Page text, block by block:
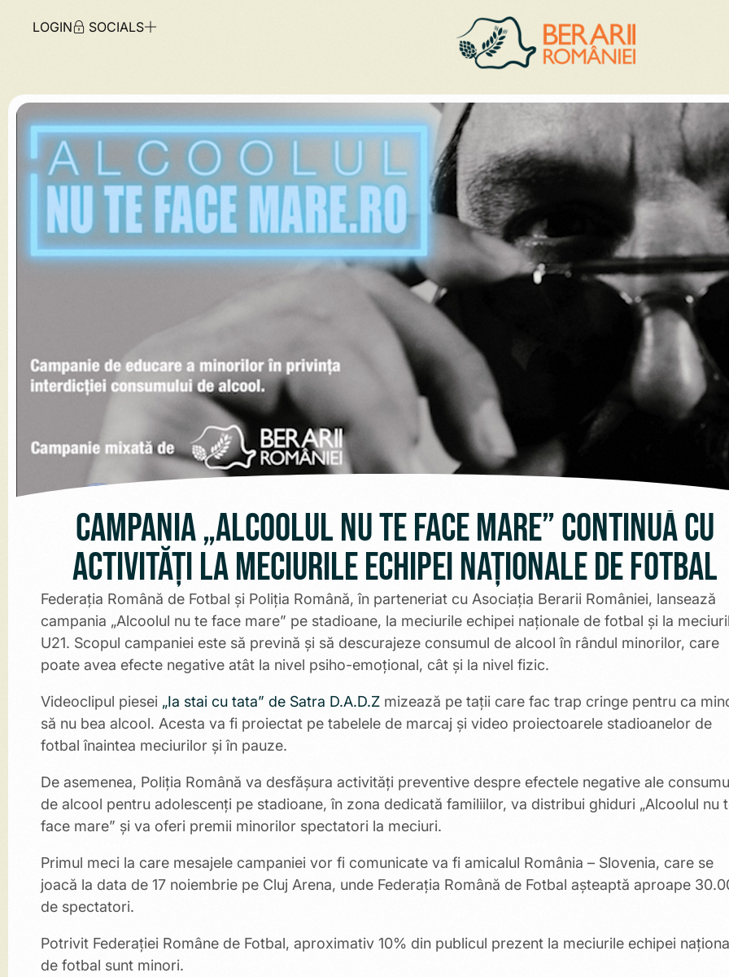
LOGIN SOCIALS
CAMPANIA „ALCOOLUL NU TE FACE MARE” CONTINUĂ CU
ACTIVITĂȚI LA MECIURILE ECHIPEI NAȚIONALE DE FOTBAL
Federația Română de Fotbal și Poliția Română, în parteneriat cu Asociația Berarii României, lansează
campania „Alcoolul nu te face mare” pe stadioane, la meciurile echipei naționale de fotbal și la
U21. Scopul campaniei este să prevină și să descurajeze consumul de alcool în rândul minorilor, care
poate avea efecte negative atât la nivel psiho-emoțional, cât și la nivel fizic.
Videoclipul piesei „Ia stai cu tata” de Satra D.A.D.Z mizează pe taţii care fac trap cringe pentru ca
să nu bea alcool. Acesta va fi proiectat pe tabelele de marcaj și video proiectoarele stadioanelor de
fotbal înaintea meciurilor și în pauze.
De asemenea, Poliția Română va desfășura activități preventive despre efectele negative ale
de alcool pentru adolescenți pe stadioane, în zona dedicată familiilor, va distribui ghiduri „Alcoolul nu
face mare” și va oferi premii minorilor spectatori la meciuri.
Primul meci la care mesajele campaniei vor fi comunicate va fi amicalul România – Slovenia, care se
joacă la data de 17 noiembrie pe Cluj Arena, unde Federația Română de Fotbal așteaptă aproape
de spectatori.
Potrivit Federației Române de Fotbal, aproximativ 10% din publicul prezent la meciurile echipei
de fotbal sunt minori.